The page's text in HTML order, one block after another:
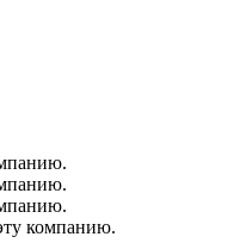
компанию.